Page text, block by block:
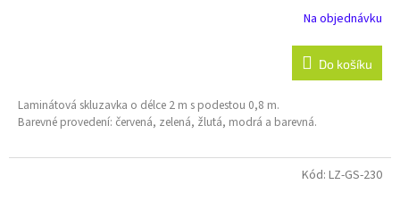
Na objednávku
Do košíku
Laminátová skluzavka o délce 2 m s podestou 0,8 m.
Barevné provedení: červená, zelená, žlutá, modrá a barevná.
Kód: LZ-GS-230